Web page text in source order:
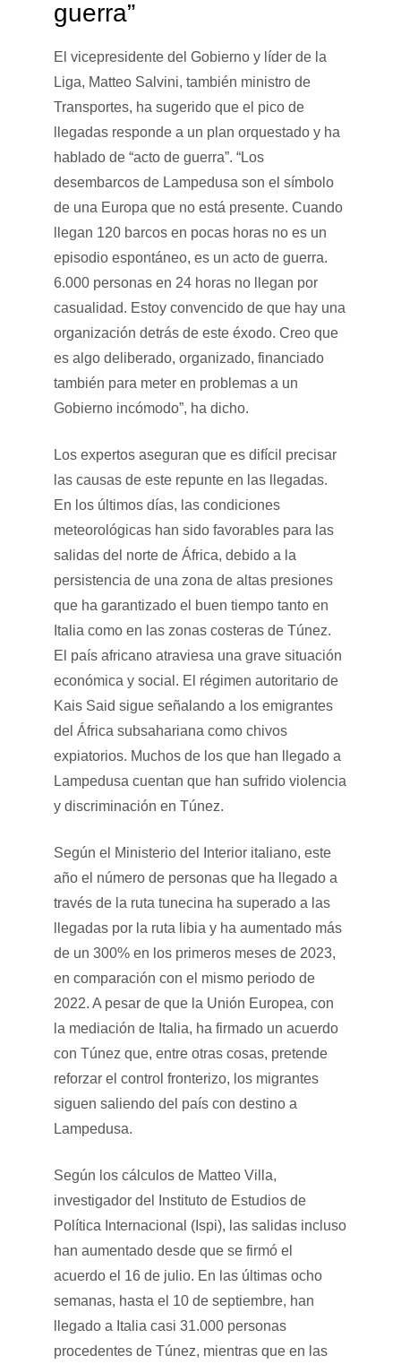
guerra”
El vicepresidente del Gobierno y líder de la
Liga, Matteo Salvini, también ministro de
Transportes, ha sugerido que el pico de
llegadas responde a un plan orquestado y ha
hablado de “acto de guerra”. “Los
desembarcos de Lampedusa son el símbolo
de una Europa que no está presente. Cuando
llegan 120 barcos en pocas horas no es un
episodio espontáneo, es un acto de guerra.
6.000 personas en 24 horas no llegan por
casualidad. Estoy convencido de que hay una
organización detrás de este éxodo. Creo que
es algo deliberado, organizado, financiado
también para meter en problemas a un
Gobierno incómodo”, ha dicho.
Los expertos aseguran que es difícil precisar
las causas de este repunte en las llegadas.
En los últimos días, las condiciones
meteorológicas han sido favorables para las
salidas del norte de África, debido a la
persistencia de una zona de altas presiones
que ha garantizado el buen tiempo tanto en
Italia como en las zonas costeras de Túnez.
El país africano atraviesa una grave situación
económica y social. El régimen autoritario de
Kais Said sigue señalando a los emigrantes
del África subsahariana como chivos
expiatorios. Muchos de los que han llegado a
Lampedusa cuentan que han sufrido violencia
y discriminación en Túnez.
Según el Ministerio del Interior italiano, este
año el número de personas que ha llegado a
través de la ruta tunecina ha superado a las
llegadas por la ruta libia y ha aumentado más
de un 300% en los primeros meses de 2023,
en comparación con el mismo periodo de
2022. A pesar de que la Unión Europea, con
la mediación de Italia, ha firmado un acuerdo
con Túnez que, entre otras cosas, pretende
reforzar el control fronterizo, los migrantes
siguen saliendo del país con destino a
Lampedusa.
Según los cálculos de Matteo Villa,
investigador del Instituto de Estudios de
Política Internacional (Ispi), las salidas incluso
han aumentado desde que se firmó el
acuerdo el 16 de julio. En las últimas ocho
semanas, hasta el 10 de septiembre, han
llegado a Italia casi 31.000 personas
procedentes de Túnez, mientras que en las